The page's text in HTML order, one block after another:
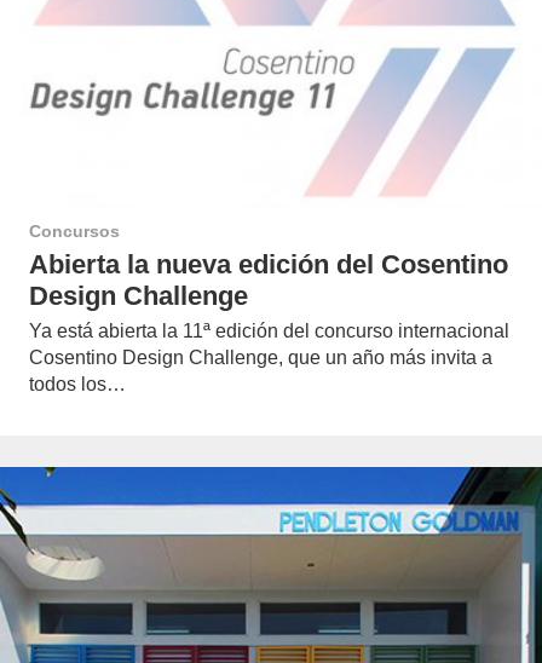
Concursos
Abierta la nueva edición del Cosentino
Design Challenge
Ya está abierta la 11ª edición del concurso internacional
Cosentino Design Challenge, que un año más invita a
todos los…